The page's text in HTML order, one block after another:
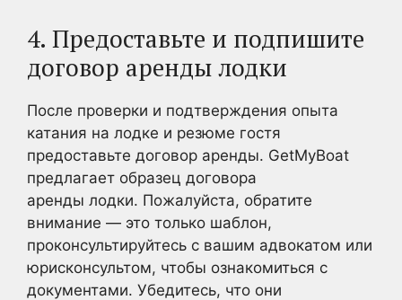
4. Предоставьте и подпишите
договор аренды лодки
После проверки и подтверждения опыта
катания на лодке и резюме гостя
предоставьте договор аренды. GetMyBoat
предлагает образец договора
аренды лодки. Пожалуйста, обратите
внимание — это только шаблон,
проконсультируйтесь с вашим адвокатом или
юрисконсультом, чтобы ознакомиться с
документами. Убедитесь, что они